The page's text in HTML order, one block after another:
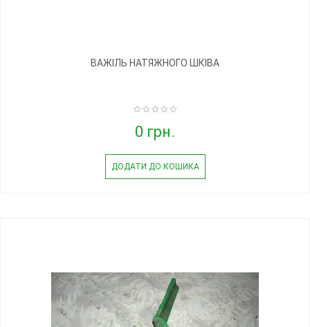
ВАЖІЛЬ НАТЯЖНОГО ШКІВА
0 грн.
ДОДАТИ ДО КОШИКА